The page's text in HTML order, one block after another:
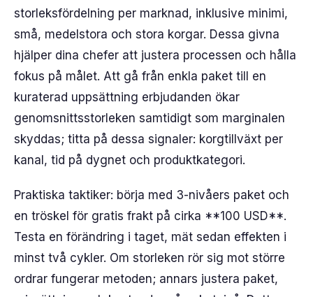
storleksfördelning per marknad, inklusive minimi,
små, medelstora och stora korgar. Dessa givna
hjälper dina chefer att justera processen och hålla
fokus på målet. Att gå från enkla paket till en
kuraterad uppsättning erbjudanden ökar
genomsnittsstorleken samtidigt som marginalen
skyddas; titta på dessa signaler: korgtillväxt per
kanal, tid på dygnet och produktkategori.
Praktiska taktiker: börja med 3-nivåers paket och
en tröskel för gratis frakt på cirka **100 USD**.
Testa en förändring i taget, mät sedan effekten i
minst två cykler. Om storleken rör sig mot större
ordrar fungerar metoden; annars justera paket,